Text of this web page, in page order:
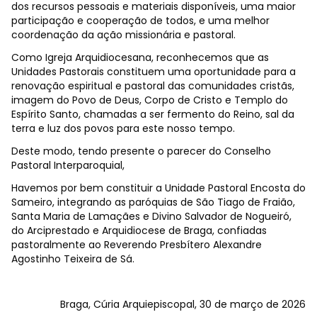
dos recursos pessoais e materiais disponíveis, uma maior
participação e cooperação de todos, e uma melhor
coordenação da ação missionária e pastoral.
Como Igreja Arquidiocesana, reconhecemos que as
Unidades Pastorais constituem uma oportunidade para a
renovação espiritual e pastoral das comunidades cristãs,
imagem do Povo de Deus, Corpo de Cristo e Templo do
Espírito Santo, chamadas a ser fermento do Reino, sal da
terra e luz dos povos para este nosso tempo.
Deste modo, tendo presente o parecer do Conselho
Pastoral Interparoquial,
Havemos por bem constituir a Unidade Pastoral Encosta do
Sameiro, integrando as paróquias de São Tiago de Fraião,
Santa Maria de Lamaçães e Divino Salvador de Nogueiró,
do Arciprestado e Arquidiocese de Braga, confiadas
pastoralmente ao Reverendo Presbítero Alexandre
Agostinho Teixeira de Sá.
Braga, Cúria Arquiepiscopal, 30 de março de 2026